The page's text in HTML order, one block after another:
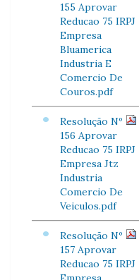
155 Aprovar
Reducao 75 IRPJ
Empresa
Bluamerica
Industria E
Comercio De
Couros.pdf
Resolução Nº
156 Aprovar
Reducao 75 IRPJ
Empresa Jtz
Industria
Comercio De
Veiculos.pdf
Resolução Nº
157 Aprovar
Reducao 75 IRPJ